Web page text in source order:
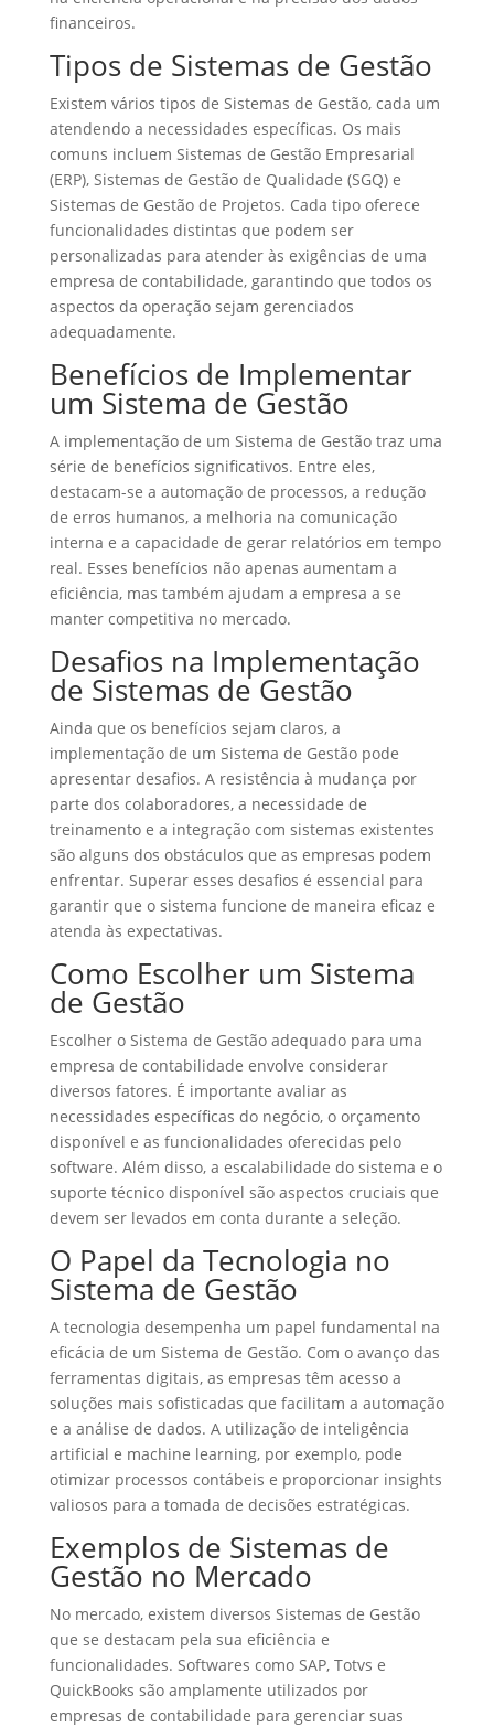
financeiros.
Tipos de Sistemas de Gestão
Existem vários tipos de Sistemas de Gestão, cada um
atendendo a necessidades específicas. Os mais
comuns incluem Sistemas de Gestão Empresarial
(ERP), Sistemas de Gestão de Qualidade (SGQ) e
Sistemas de Gestão de Projetos. Cada tipo oferece
funcionalidades distintas que podem ser
personalizadas para atender às exigências de uma
empresa de contabilidade, garantindo que todos os
aspectos da operação sejam gerenciados
adequadamente.
Benefícios de Implementar
um Sistema de Gestão
A implementação de um Sistema de Gestão traz uma
série de benefícios significativos. Entre eles,
destacam-se a automação de processos, a redução
de erros humanos, a melhoria na comunicação
interna e a capacidade de gerar relatórios em tempo
real. Esses benefícios não apenas aumentam a
eficiência, mas também ajudam a empresa a se
manter competitiva no mercado.
Desafios na Implementação
de Sistemas de Gestão
Ainda que os benefícios sejam claros, a
implementação de um Sistema de Gestão pode
apresentar desafios. A resistência à mudança por
parte dos colaboradores, a necessidade de
treinamento e a integração com sistemas existentes
são alguns dos obstáculos que as empresas podem
enfrentar. Superar esses desafios é essencial para
garantir que o sistema funcione de maneira eficaz e
atenda às expectativas.
Como Escolher um Sistema
de Gestão
Escolher o Sistema de Gestão adequado para uma
empresa de contabilidade envolve considerar
diversos fatores. É importante avaliar as
necessidades específicas do negócio, o orçamento
disponível e as funcionalidades oferecidas pelo
software. Além disso, a escalabilidade do sistema e o
suporte técnico disponível são aspectos cruciais que
devem ser levados em conta durante a seleção.
O Papel da Tecnologia no
Sistema de Gestão
A tecnologia desempenha um papel fundamental na
eficácia de um Sistema de Gestão. Com o avanço das
ferramentas digitais, as empresas têm acesso a
soluções mais sofisticadas que facilitam a automação
e a análise de dados. A utilização de inteligência
artificial e machine learning, por exemplo, pode
otimizar processos contábeis e proporcionar insights
valiosos para a tomada de decisões estratégicas.
Exemplos de Sistemas de
Gestão no Mercado
No mercado, existem diversos Sistemas de Gestão
que se destacam pela sua eficiência e
funcionalidades. Softwares como SAP, Totvs e
QuickBooks são amplamente utilizados por
empresas de contabilidade para gerenciar suas